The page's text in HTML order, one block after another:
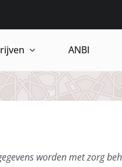
ANBI
worden met zorg